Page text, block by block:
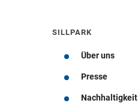
SILLPARK
Über uns
Presse
Nachhaltigkeit